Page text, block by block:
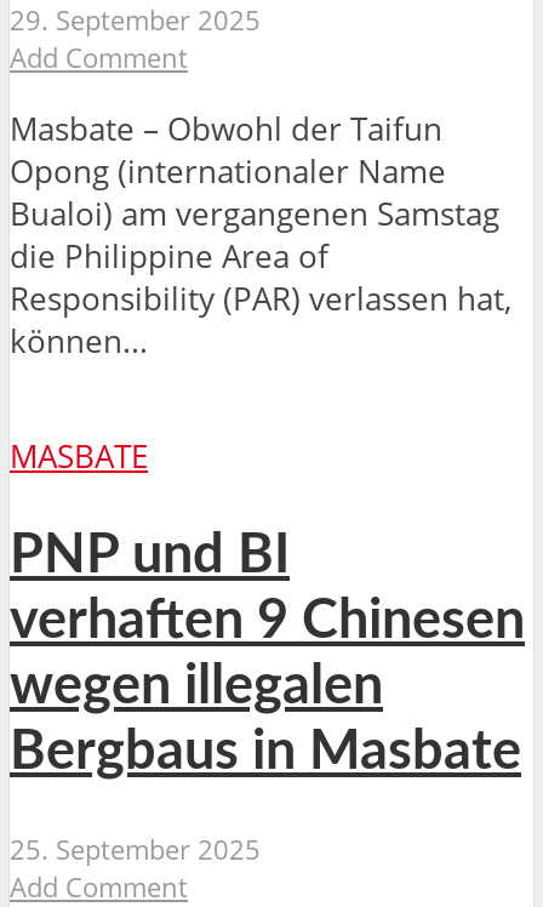
29. September 2025
Add Comment
Masbate – Obwohl der Taifun
Opong (internationaler Name
Bualoi) am vergangenen Samstag
die Philippine Area of
Responsibility (PAR) verlassen hat,
können...
MASBATE
PNP und BI
verhaften 9 Chinesen
wegen illegalen
Bergbaus in Masbate
25. September 2025
Add Comment